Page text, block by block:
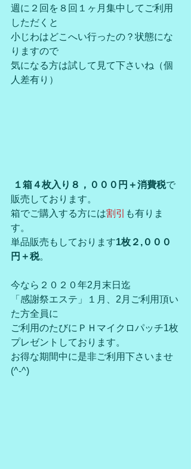
週に２回を８回１ヶ月集中してご利用
しただくと
小じわはどこへい行ったの？状態にな
りますので
気になる方は試して見て下さいね（個
人差有り）
１箱４枚入り８，０００円＋消費税で
販売しております。
箱でご購入する方には割引
も有りま
す。
単品販売もしております1枚２,０００
円＋税。
今なら２０２０年2月末日迄
「感謝祭エステ」１月、2月ご利用頂い
た方全員に
ご利用のたびにＰＨマイクロパッチ1枚
プレゼントしております。
お得な期間中に是非ご利用下さいませ
(^-^)